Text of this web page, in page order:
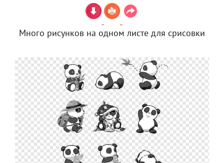
Много рисунков на одном листе для срисовки